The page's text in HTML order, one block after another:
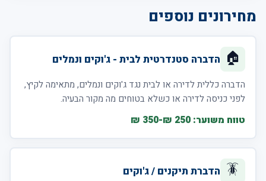
מחירונים נוספים
🏠 הדברה סטנדרטית לבית - ג'וקים ונמלים
הדברה כללית לדירה או לבית נגד ג'וקים ונמלים, מתאימה לקיץ,
לפני כניסה לדירה או כשלא בטוחים מה מקור הבעיה.
טווח משוער: 250 ₪-350 ₪
🪳 הדברת תיקנים / ג'וקים